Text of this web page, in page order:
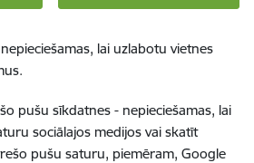
lai uzlabotu vietnes
pušu sīkdatnes - nepieciešamas, lai
sociālajos medijos vai skatīt
pušu saturu, piemēram, Google